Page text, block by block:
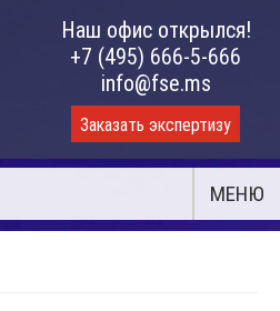
Наш офис открылся!
+7 (495) 666-5-666
info@fse.ms
Заказать экспертизу
МЕНЮ